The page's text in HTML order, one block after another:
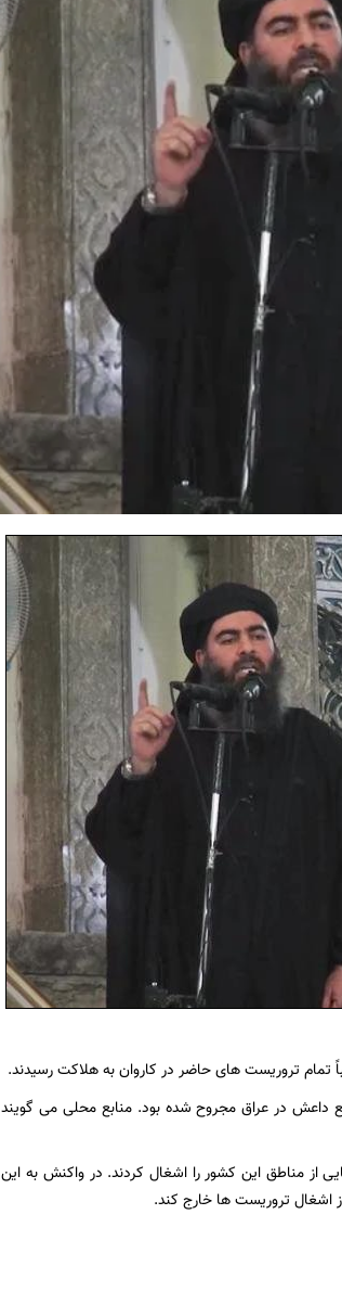
تمام تروریست های حاضر در کاروان به هلاکت رسیدند.
داعش در عراق مجروح شده بود. منابع محلی می گویند
مناطق این کشور را اشغال کردند. در واکنش به این
اشغال تروریست ها خارج کند.